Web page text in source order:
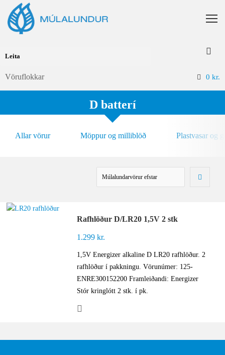
Vöruflokkar 0 kr.
D batterí
Allar vörur Möppur og milliblöð Plastvasar og
Rafhlöður D/LR20 1,5V 2 stk
1.299kr.
1,5V Energizer alkaline D LR20 rafhlöður. 2
rafhlöður í pakkningu. Vörunúmer: 125-
ENRE300152200 Framleiðandi: Energizer
Stór kringlótt 2 stk. í pk.